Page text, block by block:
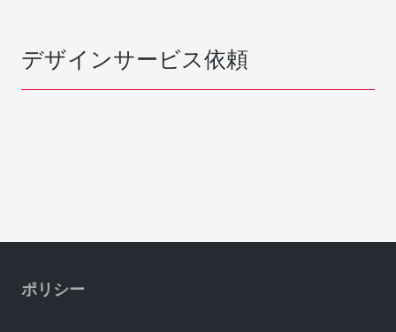
デザインサービス依頼
ポリシー